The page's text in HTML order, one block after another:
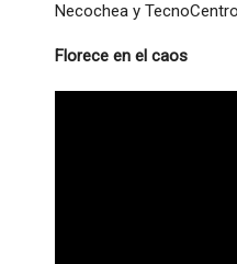
Necochea y
Florece en el caos